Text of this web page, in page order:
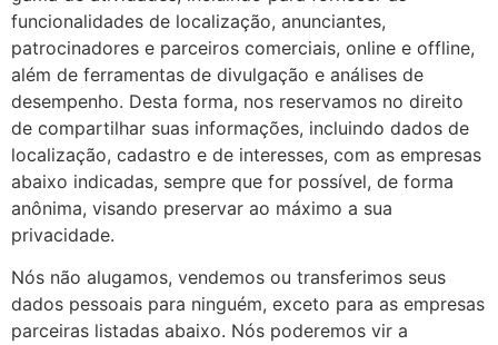
funcionalidades de localização, anunciantes,
patrocinadores e parceiros comerciais, online e offline,
além de ferramentas de divulgação e análises de
desempenho. Desta forma, nos reservamos no direito
de compartilhar suas informações, incluindo dados de
localização, cadastro e de interesses, com as empresas
abaixo indicadas, sempre que for possível, de forma
anônima, visando preservar ao máximo a sua
privacidade.
Nós não alugamos, vendemos ou transferimos seus
dados pessoais para ninguém, exceto para as empresas
parceiras listadas abaixo. Nós poderemos vir a